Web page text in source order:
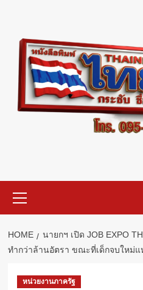
content
Menu
HOME
นายกฯ เปิด JOB EXPO
ทำกว่าล้านอัตรา ขณะที่เด็กจบใหม่
หน่วยงานภาครัฐ